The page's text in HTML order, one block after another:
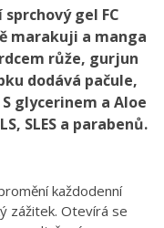
sprchový gel FC
marakuji a manga
růže, gurjun
dodává pačule,
glycerinem a Aloe
SLES a parabenů.
každodenní
zážitek. Otevírá se